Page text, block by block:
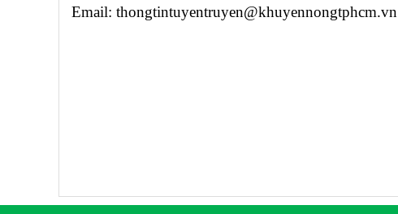
Email: thongtintuyentruyen@khuyennongtphcm.vn